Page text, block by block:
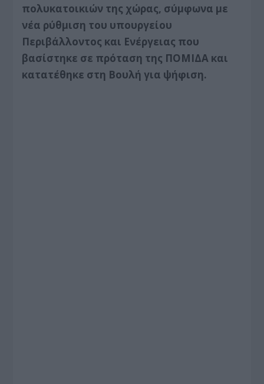
πολυκατοικιών της χώρας, σύμφωνα με
νέα ρύθμιση του υπουργείου
Περιβάλλοντος και Ενέργειας που
βασίστηκε σε πρόταση της ΠΟΜΙΔΑ και
κατατέθηκε στη Βουλή για ψήφιση.